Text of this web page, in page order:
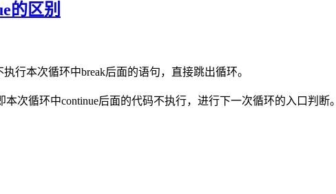
的区别
行本次循环中break后面的语句，直接跳出循环。
次循环中continue后面的代码不执行，进行下一次循环的入口判断。